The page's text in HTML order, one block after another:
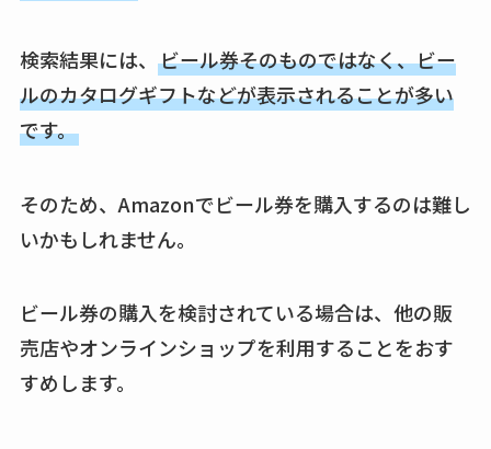
検索結果には、 ビール券そのものではなく、ビー
ルのカタログギフトなどが表示されることが多い
です。
そのため、Amazonでビール券を購入するのは難し
いかもしれません。
ビール券の購入を検討されている場合は、他の販
売店やオンラインショップを利用することをおす
すめします。